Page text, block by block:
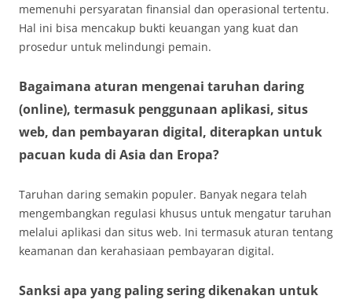
memenuhi persyaratan finansial dan operasional tertentu.
Hal ini bisa mencakup bukti keuangan yang kuat dan
prosedur untuk melindungi pemain.
Bagaimana aturan mengenai taruhan daring
(online), termasuk penggunaan aplikasi, situs
web, dan pembayaran digital, diterapkan untuk
pacuan kuda di Asia dan Eropa?
Taruhan daring semakin populer. Banyak negara telah
mengembangkan regulasi khusus untuk mengatur taruhan
melalui aplikasi dan situs web. Ini termasuk aturan tentang
keamanan dan kerahasiaan pembayaran digital.
Sanksi apa yang paling sering dikenakan untuk